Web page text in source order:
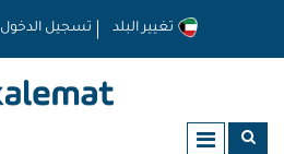
تسجيل الدخول